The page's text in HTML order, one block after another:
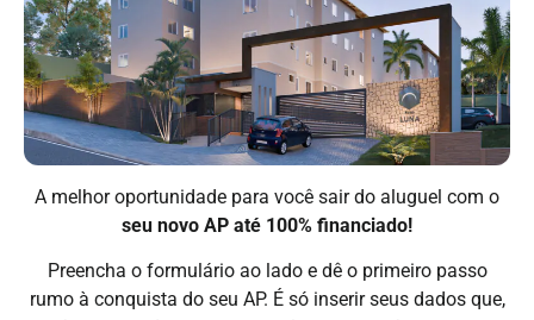
A melhor oportunidade para você sair do aluguel com o
seu novo AP até 100% financiado!
Preencha o formulário ao lado e dê o primeiro passo
rumo à conquista do seu AP. É só inserir seus dados que,